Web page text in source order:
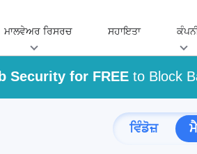
ਮਾਲਵੇਅਰ ਰਿਸਰਚ ਸਹਾਇਤਾ
Security for FREEto Block
ਵਿੰਡੋਜ਼